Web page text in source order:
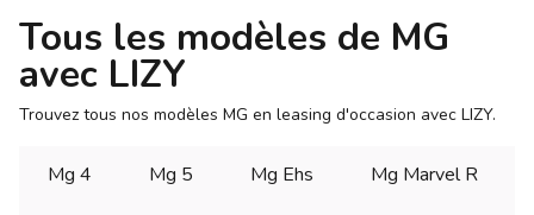
Tous les modèles de MG
avec LIZY
Trouvez tous nos modèles MG en leasing d'occasion avec LIZY.
Mg 4 Mg 5 Mg Ehs Mg Marvel R